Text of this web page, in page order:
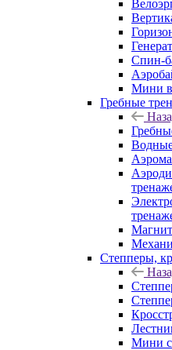
Спин-
Мини
Гребные
Степперы,
Мини